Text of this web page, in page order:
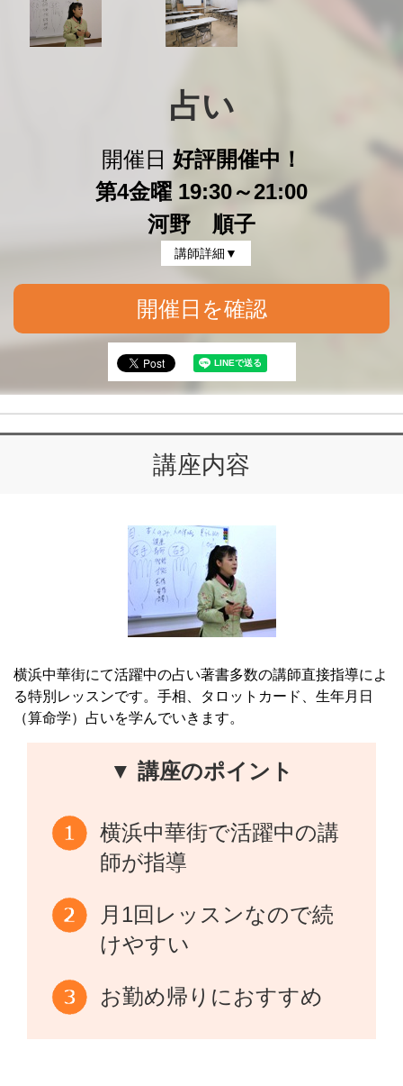
占い
開催日 好評開催中！
第4金曜 19:30～21:00
河野 順子
講師詳細▼
開催日を確認
講座内容
横浜中華街にて活躍中の占い著書多数の講師直接指導によ
る特別レッスンです。手相、タロットカード、生年月日
（算命学）占いを学んでいきます。
▼ 講座のポイント
横浜中華街で活躍中の講
師が指導
月1回レッスンなので続
けやすい
お勤め帰りにおすすめ